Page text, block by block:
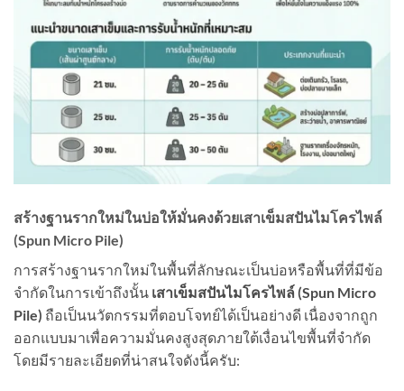
สร้างฐานรากใหม่ในบ่อให้มั่นคงด้วยเสาเข็มสปันไมโครไพล์
(Spun Micro Pile)
การสร้างฐานรากใหม่ในพื้นที่ลักษณะเป็นบ่อหรือพื้นที่ที่มีข้อ
จำกัดในการเข้าถึงนั้น เสาเข็มสปันไมโครไพล์ (Spun Micro
Pile) ถือเป็นนวัตกรรมที่ตอบโจทย์ได้เป็นอย่างดี เนื่องจากถูก
ออกแบบมาเพื่อความมั่นคงสูงสุดภายใต้เงื่อนไขพื้นที่จำกัด
โดยมีรายละเอียดที่น่าสนใจดังนี้ครับ: